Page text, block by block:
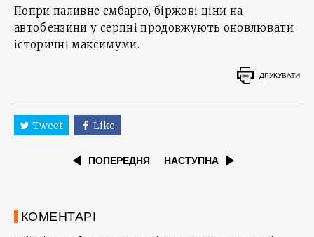
Попри паливне ембарго, біржові ціни на
автобензини у серпні продовжують оновлювати
історичні максимуми.
ДРУКУВАТИ
Tweet Like
ПОПЕРЕДНЯ НАСТУПНА
КОМЕНТАРІ